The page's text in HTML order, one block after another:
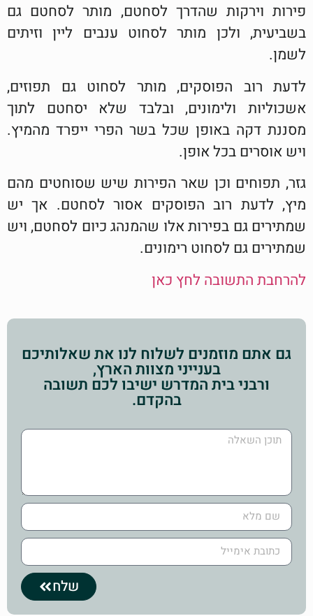
פירות וירקות שהדרך לסחטם, מותר לסחטם גם
בשביעית, ולכן מותר לסחוט ענבים ליין וזיתים
לשמן.
לדעת רוב הפוסקים, מותר לסחוט גם תפוזים,
אשכוליות ולימונים, ובלבד שלא יסחטם לתוך
מסננת דקה באופן שכל בשר הפרי ייפרד מהמיץ.
ויש אוסרים בכל אופן.
גזר, תפוחים וכן שאר הפירות שיש שסוחטים מהם
מיץ, לדעת רוב הפוסקים אסור לסחטם. אך יש
שמתירים גם בפירות אלו שהמנהג כיום לסחטם, ויש
שמתירים גם לסחוט רימונים.
להרחבת התשובה לחץ כאן
גם אתם מוזמנים לשלוח לנו את שאלותיכם
בענייני מצוות הארץ,
ורבני בית המדרש ישיבו לכם תשובה
בהקדם.
שלח